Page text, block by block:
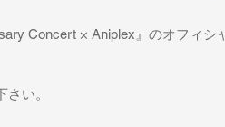
Concert × Aniplex』のオフィシ
い。